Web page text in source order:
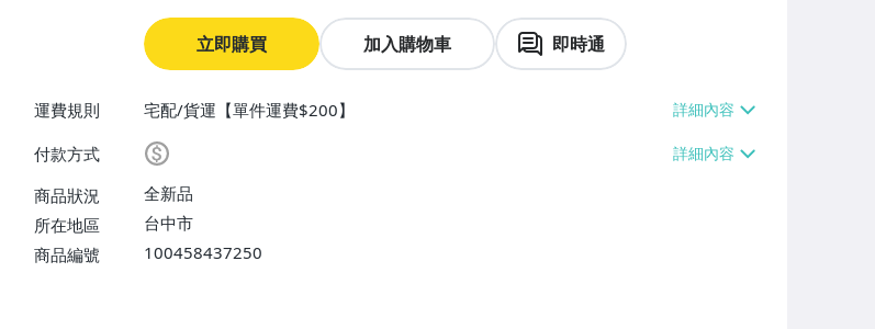
立即購買 加入購物車 即時通
運費規則
宅配/貨運【單件運費$200】
付款方式
商品狀況
全新品
所在地區
台中市
商品編號
100458437250